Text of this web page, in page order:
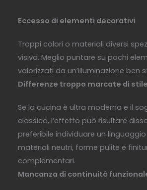
Eccesso di elementi decorativi
Troppi colori o materiali diversi
visiva. Meglio puntare su pochi
valorizzati da un’illuminazione ben
Differenze troppo marcate di stile
Se la cucina è ultra moderna e il
classico, l’effetto può risultare
preferibile individuare un
materiali neutri, forme pulite e
complementari.
Mancanza di continuità